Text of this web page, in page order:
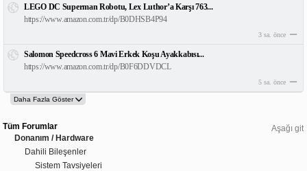
LEGO DC Superman Robotu, Lex Luthor’a Karşı 763...
https://www.amazon.com.tr/dp/B0DHSB4P94
3 sa. önce
Salomon Speedcross 6 Mavi Erkek Koşu Ayakkabısı...
https://www.amazon.com.tr/dp/B0F6DDVDCL
5 sa. önce
Aşağı git
Tüm Forumlar
Donanım / Hardware
Dahili Bileşenler
Sistem Tavsiyeleri